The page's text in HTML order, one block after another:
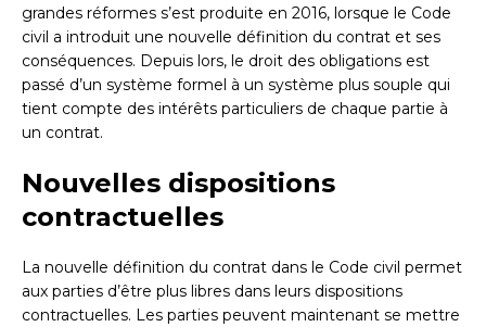
grandes réformes s’est produite en 2016, lorsque le Code
civil a introduit une nouvelle définition du contrat et ses
conséquences. Depuis lors, le droit des obligations est
passé d’un système formel à un système plus souple qui
tient compte des intérêts particuliers de chaque partie à
un contrat.
Nouvelles dispositions
contractuelles
La nouvelle définition du contrat dans le Code civil permet
aux parties d’être plus libres dans leurs dispositions
contractuelles. Les parties peuvent maintenant se mettre